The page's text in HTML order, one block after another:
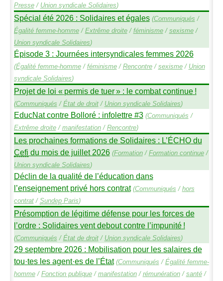
Presse/ Union syndicale Solidaires)
Spécial été 2026 : Solidaires et égales (Communiqués /
Égalité femme-homme/ Extrême droite/ féminisme/ sexisme/
Union syndicale Solidaires)
Épisode 3 : Journées intersyndicales femmes 2026
(Égalité femme-homme/ féminisme/ Rencontre/ sexisme/ Union
syndicale Solidaires)
Projet de loi « permis de tuer» : le combat continue !
(Communiqués / État de droit/ Union syndicale Solidaires)
EducNat contre Bolloré : infolettre #3 (Communiqués /
Extrême droite/ manifestation/ Rencontre)
Les prochaines formations de Solidaires : L’ÉCHOdu
Cefi du mois de juillet 2026 (Formation/ Formation continue/
Union syndicale Solidaires)
Déclin de la qualité de l’éducation dans
l’enseignement privé hors contrat (Communiqués / hors
contrat/ SundepParis)
Présomption de légitime défense pour les forces de
l’ordre : Solidaires vent debout contre l’impunité !
(Communiqués / État de droit/ Union syndicale Solidaires)
29 septembre 2026 : Mobilisation pour les salaires de
tou·tes les agent·es de l’État (Communiqués / Égalité femme-
homme/ Fonction publique/ manifestation/ rémunération/ santé/